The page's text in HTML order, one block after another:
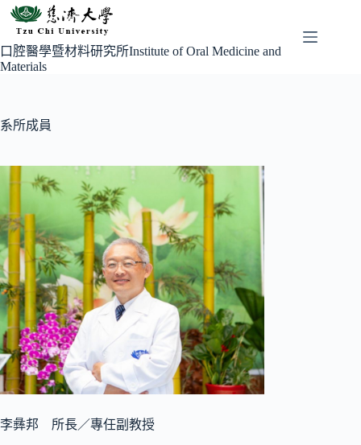
跳
主
要
口腔醫學暨材料研究所Institute of Oral Medicine and
Materials
系所成員
李彝邦 所長／專任副教授